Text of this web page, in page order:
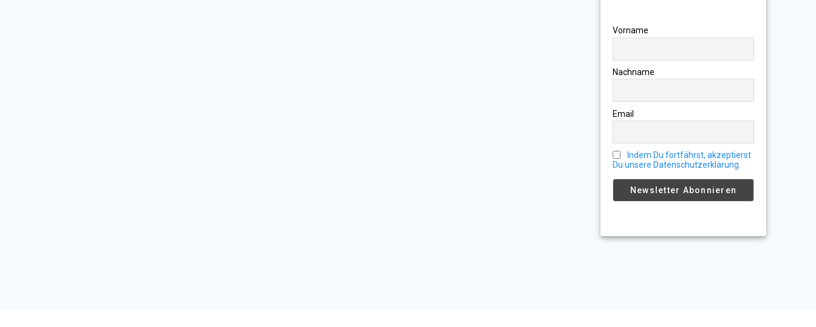
Vorname
Nachname
Email
Indem Du fortfährst, akzeptierst
Du unsere Datenschutzerklärung.